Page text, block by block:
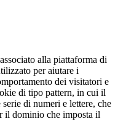
alla piattaforma di
per aiutare i
dei visitatori e
di tipo pattern, in cui il
di numeri e lettere, che
il dominio che imposta il